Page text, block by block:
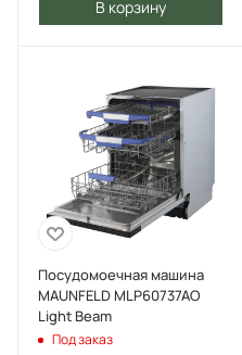
В корзину
Посудомоечная машина
MAUNFELD MLP60737AO
Light Beam
Под заказ